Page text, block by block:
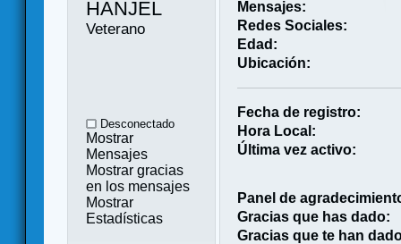
HANJEL
Veterano
Desconectado
Mostrar
Mensajes
Mostrar gracias
en los mensajes
Mostrar
Estadísticas
Mensajes:
Redes Sociales:
Edad:
Ubicación:
Fecha de registro:
Hora Local:
Última vez activo:
Panel de
Gracias que has dado:
Gracias que te han